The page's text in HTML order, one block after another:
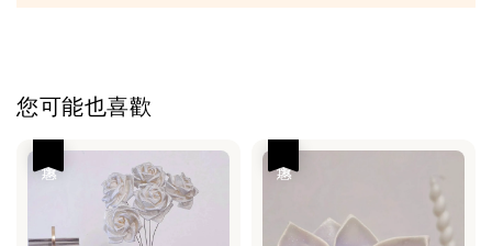
您可能也喜歡